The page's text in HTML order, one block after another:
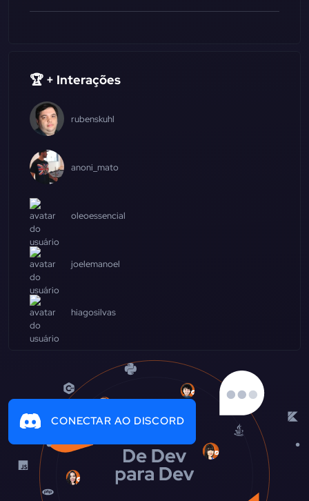
🏆 + Interações
rubenskuhl
anoni_mato
oleoessencial
joelemanoel
hiagosilvas
CONECTAR AO DISCORD